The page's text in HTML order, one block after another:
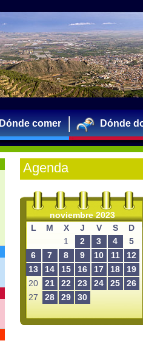
Dónde comer Dónde
Agenda
noviembre 2023
L
M X J V S
D
1
2 3 4
5
6
7 8 9 10 11
12
13
14 15 16 17 18
19
20
21 22 23 24 25
26
27
28 29 30